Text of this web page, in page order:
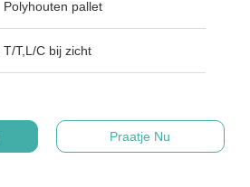
Polyhouten pallet
T/T,L/C bij zicht
Praatje Nu